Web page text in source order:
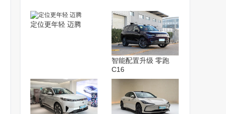
定位更年轻 迈腾
智能配置升级 零跑
C16